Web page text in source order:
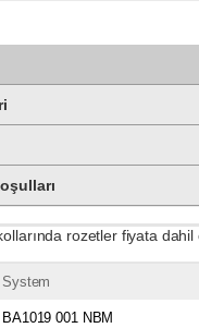
rozetler fiyata dahil
System
BA1019 001 NBM